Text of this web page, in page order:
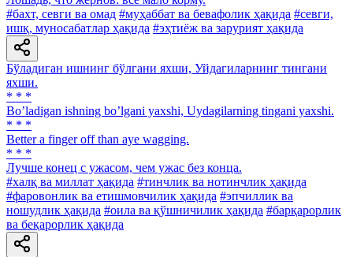
#бахт, севги ва омад #муҳаббат ва бевафолик ҳақида #севги,
ишқ, муносабатлар ҳақида #эҳтиёж ва зарурият ҳақида
Бўладиган ишнинг бўлгани яхши, Уйдагиларнинг тингани
яхши.
* * *
Boʼladigan ishning boʼlgani yaxshi, Uydagilarning tingani yaxshi.
* * *
Better a finger off than aye wagging.
* * *
Лучше конец с ужасом, чем ужас без конца.
#халқ ва миллат ҳақида #тинчлик ва нотинчлик ҳақида
#фаровонлик ва етишмовчилик ҳақида #эпчиллик ва
ношудлик ҳақида #оила ва қўшничилик ҳақида #барқарорлик
ва беқарорлик ҳақида